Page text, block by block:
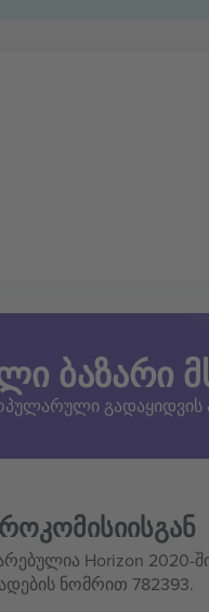
ბაზარი
Horizon 2020-
ნომრით 782393.